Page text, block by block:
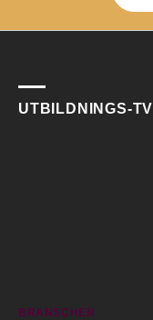
UTBILDNINGS-TV
BRANSCHEN